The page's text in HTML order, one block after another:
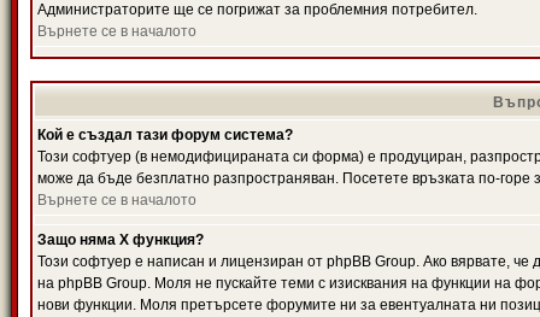
Администраторите ще се погрижат за проблемния потребител.
Върнете се в началото
Кой е създал тази форум система?
Този софтуер (в немодифицираната си форма) е продуциран,
може да бъде безплатно разпространяван. Посетете връзката по-горе
Върнете се в началото
Защо няма X функция?
Този софтуер е написан и лицензиран от phpBB Group. Ако вярвате,
на phpBB Group. Моля не пускайте теми с изисквания на функции на
нови функции. Моля претърсете форумите ни за евентуалната ни